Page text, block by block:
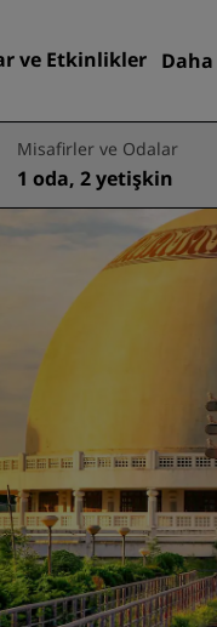
ve Etkinlikler
Otelinizi bulun
Destinasyonlar
Resortlar
Hizmet verilen
Havaalanı otelleri
Yeni & yakında
Toplantılar ve
Radisson
Toplantı odası
Fiyat Teklifi İsteyin
Misafirler ve Odalar
1 oda, 2 yetişkin